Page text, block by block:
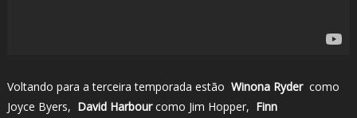
Voltando para a terceira temporada estão Winona Rydercomo
Joyce Byers, David Harbourcomo Jim Hopper, Finn